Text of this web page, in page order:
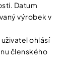
Datum
výrobek v
ohlásí
členského